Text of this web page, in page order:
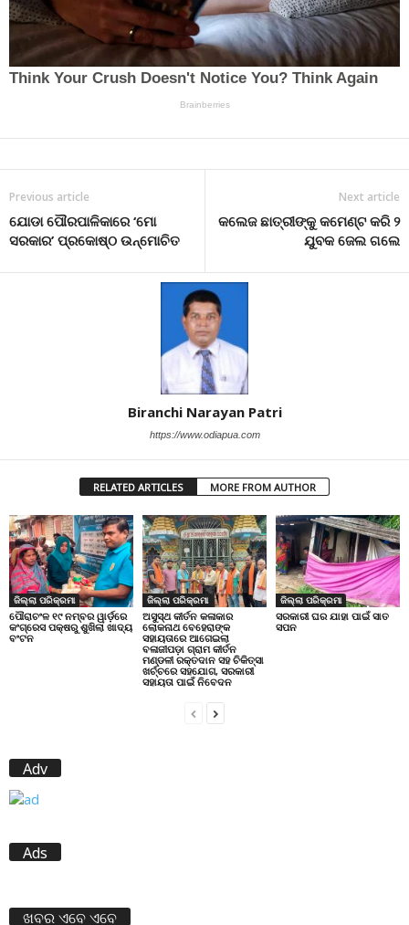
Previous article
ଯୋଡା ପୌରପାଳିକାରେ ‘ମୋ
ସରକାର’ ପ୍ରକୋଷ୍ଠ ଉନ୍ମୋଚିତ
Next article
କଲେଜ ଛାତ୍ରୀଙ୍କୁ କମେଣ୍ଟ କରି ୨
ଯୁବକ ଜେଲ ଗଲେ
Biranchi Narayan Patri
https://www.odiapua.com
RELATED ARTICLES MORE FROM AUTHOR
ଜିଲ୍ଲା ପରିକ୍ରମା
ପୌରାଚଂଳ ୧୯ ନମ୍ବର ୱାର୍ଡ଼ରେ
କଂଗ୍ରେସ ପକ୍ଷରୁ ଶୁଖିଲା ଖାଦ୍ୟ
ବଂଟନ
ଜିଲ୍ଲା ପରିକ୍ରମା
ଅସୁସ୍ଥ କୀର୍ତନ କଳାକାର
ଲୋକନାଥ ବେହେରାଙ୍କ
ସହାୟତାରେ ଆଗେଇଲା
ବଳାଜୀପଡ଼ା ଗ୍ରାମ କୀର୍ତନ
ମଣ୍ଡଳୀ ରକ୍ତଦାନ ସହ ଚିକିତ୍ସା
ଖର୍ଚ୍ଚରେ ସହଯୋଗ, ସରକାରୀ
ସହାୟତା ପାଇଁ ନିବେଦନ
ଜିଲ୍ଲା ପରିକ୍ରମା
ସରକାରୀ ଘର ଯାହା ପାଇଁ ସାତ
ସପନ
Adv
Ads
ଖବର ଏବେ ଏବେ